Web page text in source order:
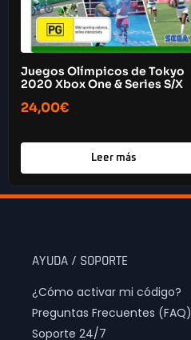
Juegos Olímpicos de Tokyo
2020 Xbox One & Series S/X
24,00€
Leer más
AYUDA / SOPORTE
¿Cómo activar mi código?
Preguntas Frecuentes (FAQ)
Soporte 24/7